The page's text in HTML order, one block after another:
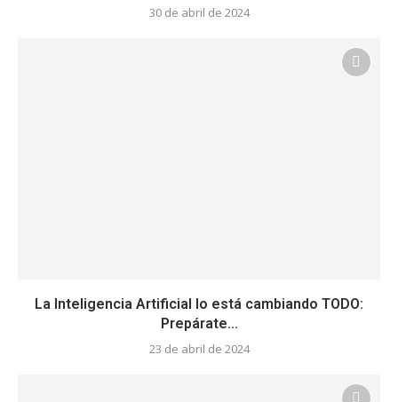
30 de abril de 2024
La Inteligencia Artificial lo está cambiando TODO:
Prepárate...
23 de abril de 2024